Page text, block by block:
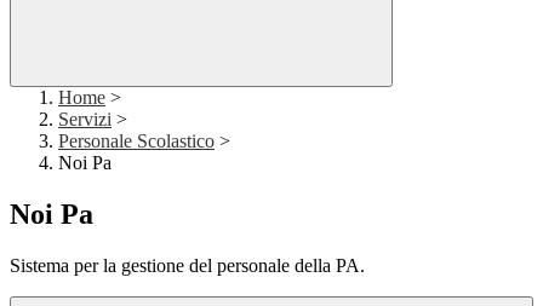
Home >
Servizi >
Personale Scolastico >
Noi Pa
Noi Pa
Sistema per la gestione del personale della PA.